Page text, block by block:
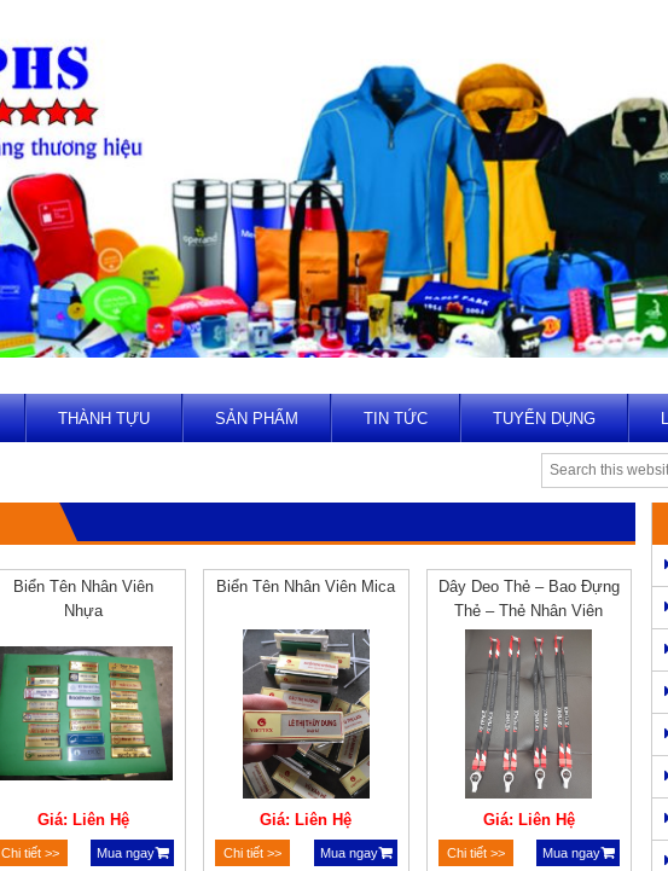
THÀNH TỰU SẢN PHẨM TIN TỨC TUYỂN DỤNG
Biển Tên Nhân Viên
Nhựa
Giá: Liên Hệ
Chi tiết >> Mua ngay
Biển Tên Nhân Viên Mica
Giá: Liên Hệ
Chi tiết >> Mua ngay
Dây Deo Thẻ – Bao Đựng
Thẻ – Thẻ Nhân Viên
Giá: Liên Hệ
Chi tiết >> Mua ngay